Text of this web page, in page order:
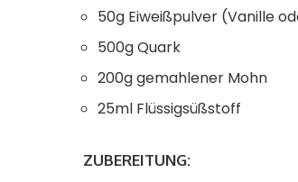
50g Eiweißpulver (Vanille
500g Quark
200g gemahlener Mohn
25ml Flüssigsüßstoff
ZUBEREITUNG: